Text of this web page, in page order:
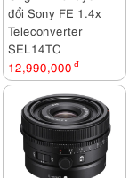
đổi Sony FE 1.4x
Teleconverter
SEL14TC
12,990,000 đ